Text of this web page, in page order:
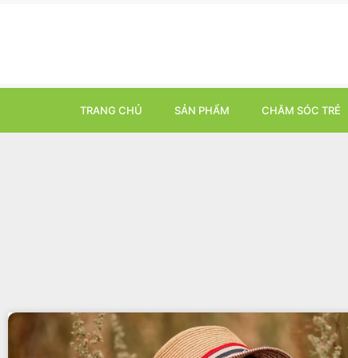
TRANG CHỦ SẢN PHẨM CHĂM SÓC TRẺ